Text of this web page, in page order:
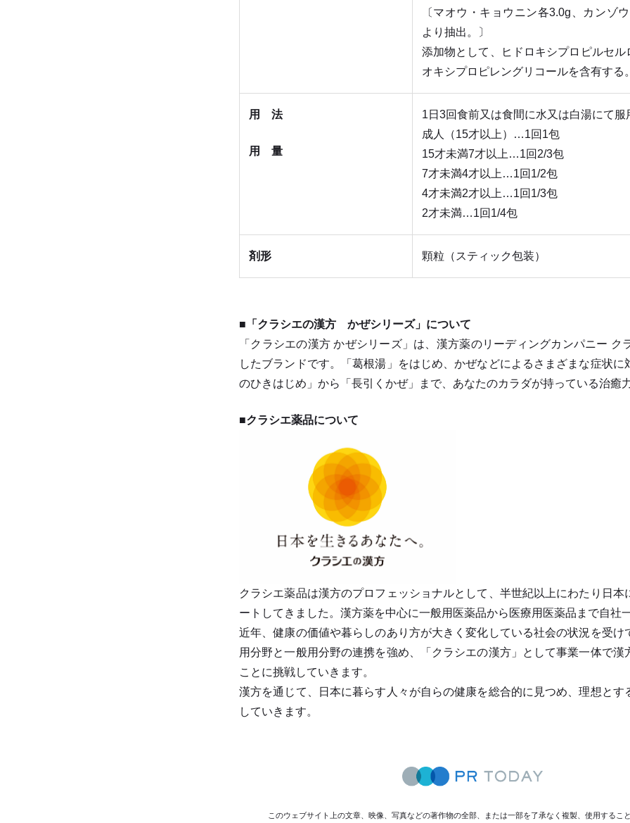
〔マオウ・キョウニン各3.0g、カンゾ
より抽出。〕
添加物として、ヒドロキシプロピルセ
オキシプロピレングリコールを含有する
用 法
用 量
1日3回食前又は食間に水又は白湯にて服
成人（15才以上）…1回1包
15才未満7才以上…1回2/3包
7才未満4才以上…1回1/2包
4才未満2才以上…1回1/3包
2才未満…1回1/4包
剤形 顆粒（スティック包装）
■「クラシエの漢方 かぜシリーズ」について
「クラシエの漢方 かぜシリーズ」は、漢方薬のリーディングカンパニー
したブランドです。「葛根湯」をはじめ、かぜなどによるさまざまな症状
のひきはじめ」から「長引くかぜ」まで、あなたのカラダが持っている治癒
■クラシエ薬品について
クラシエ薬品は漢方のプロフェッショナルとして、半世紀以上にわたり日
ートしてきました。漢方薬を中心に一般用医薬品から医療用医薬品まで自社
近年、健康の価値や暮らしのあり方が大きく変化している社会の状況を受
用分野と一般用分野の連携を強め、「クラシエの漢方」として事業一体で
ことに挑戦していきます。
漢方を通じて、日本に暮らす人々が自らの健康を総合的に見つめ、理想と
していきます。
このウェブサイト上の文章、映像、写真などの著作物の全部、または一部を了承なく複製、使用するこ